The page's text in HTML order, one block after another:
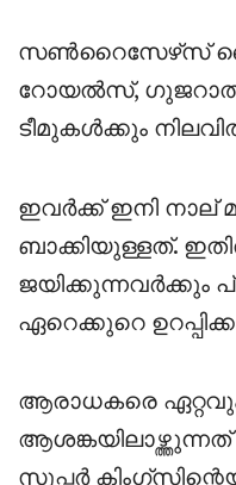
സൺറൈസേഴ്‌സ്
റോയൽസ്,
ടീമുകൾക്കും
ഇവർക്ക് ഇനി നാല്
ബാക്കിയുള്ളത്.
ഏറെക്കുറെ
ആരാധകരെ
സൂപ്പർ